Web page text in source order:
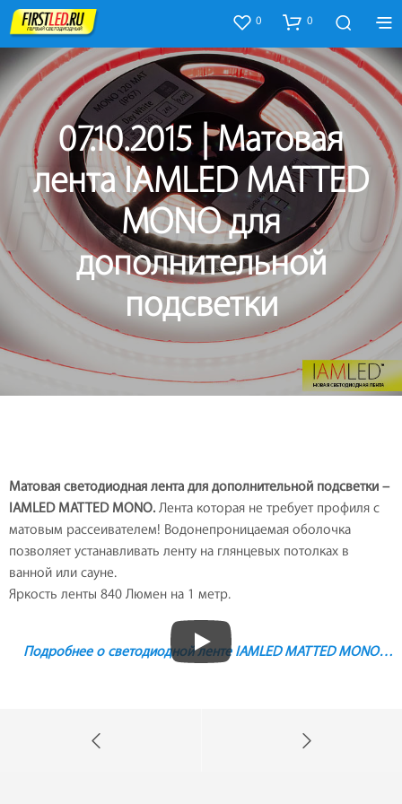
0 0
07.10.2015 | Матовая
лента IAMLED MATTED
MONO для
дополнительной
подсветки
Матовая светодиодная лента для дополнительной подсветки –
IAMLED MATTED MONO. Лента которая не требует профиля с
матовым рассеивателем! Водонепроницаемая оболочка
позволяет устанавливать ленту на глянцевых потолках в
ванной или сауне.
Яркость ленты 840 Люмен на 1 метр.
Подробнее о светодиодной ленте IAMLED MATTED MONO…